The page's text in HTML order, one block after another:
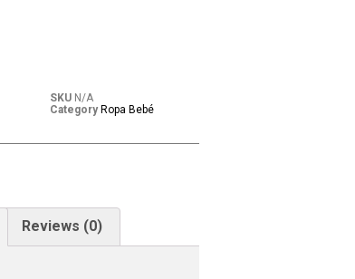
SKU N/A
Category Ropa Bebé
Reviews (0)